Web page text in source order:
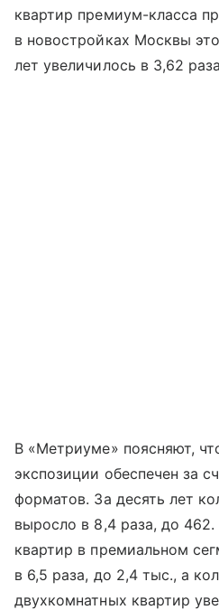
квартир премиум-класса
в новостройках Москвы
лет увеличилось в 3,62
В «Метриуме» поясняют,
экспозиции обеспечен за
форматов. За десять лет
выросло в 8,4 раза, до
квартир в премиальном
в 6,5 раза, до 2,4 тыс., а
двухкомнатных квартир